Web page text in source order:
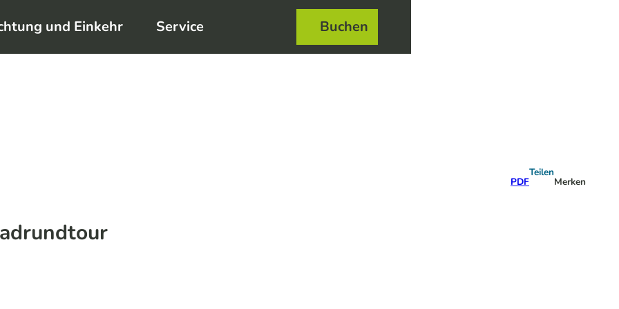
und Einkehr Service Buchen
PDF
Teilen
Merken